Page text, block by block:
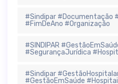
#Sindipar #Documentação
#FimDeAno #Organização
#SINDIPAR
#SegurançaJurídica
#Sindipar
#GestãoEmSaúde